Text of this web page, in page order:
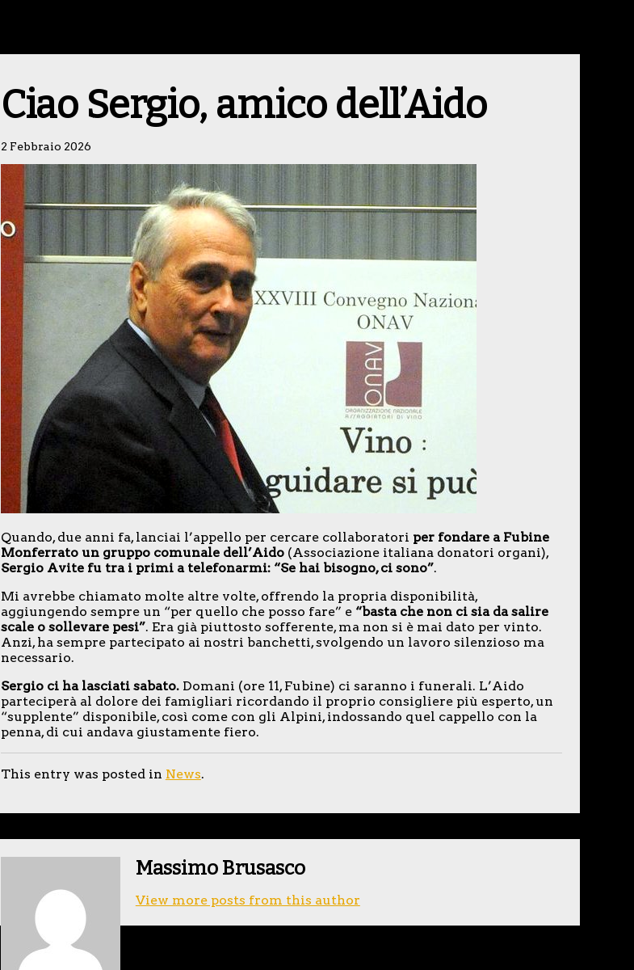
Ciao Sergio, amico dell’Aido
2 Febbraio 2026
Quando, due anni fa, lanciai l’appello per cercare collaboratori per fondare a Fubine
Monferrato un gruppo comunale dell’Aido(Associazione italiana donatori organi),
Sergio Avite fu tra i primi a telefonarmi: “Se hai bisogno, ci sono”.
Mi avrebbe chiamato molte altre volte, offrendo la propria disponibilità,
aggiungendo sempre un “per quello che posso fare” e “basta che non ci sia da salire
scale o sollevare pesi”. Era già piuttosto sofferente, ma non si è mai dato per vinto.
Anzi, ha sempre partecipato ai nostri banchetti, svolgendo un lavoro silenzioso ma
necessario.
Sergio ci ha lasciati sabato. Domani (ore 11, Fubine) ci saranno i funerali. L’Aido
parteciperà al dolore dei famigliari ricordando il proprio consigliere più esperto, un
“supplente” disponibile, così come con gli Alpini, indossando quel cappello con la
penna, di cui andava giustamente fiero.
This entry was posted in News.
Massimo Brusasco
View more posts from this author